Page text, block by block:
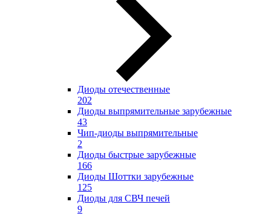
Диоды отечественные
202
Диоды выпрямительные зарубежные
43
Чип-диоды выпрямительные
2
Диоды быстрые зарубежные
166
Диоды Шоттки зарубежные
125
Диоды для СВЧ печей
9